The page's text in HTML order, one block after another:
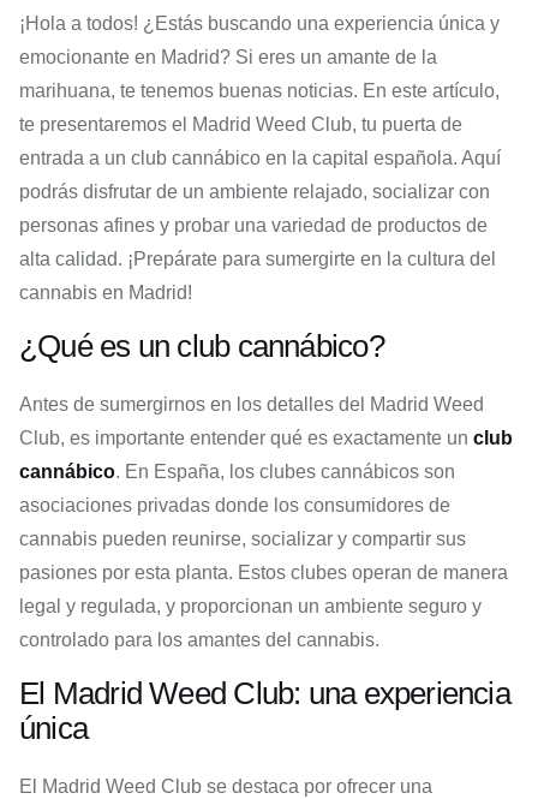
¡Hola a todos! ¿Estás buscando una experiencia única y
emocionante en Madrid? Si eres un amante de la
marihuana, te tenemos buenas noticias. En este artículo,
te presentaremos el Madrid Weed Club, tu puerta de
entrada a un club cannábico en la capital española. Aquí
podrás disfrutar de un ambiente relajado, socializar con
personas afines y probar una variedad de productos de
alta calidad. ¡Prepárate para sumergirte en la cultura del
cannabis en Madrid!
¿Qué es un club cannábico?
Antes de sumergirnos en los detalles del Madrid Weed
Club, es importante entender qué es exactamente un club
cannábico. En España, los clubes cannábicos son
asociaciones privadas donde los consumidores de
cannabis pueden reunirse, socializar y compartir sus
pasiones por esta planta. Estos clubes operan de manera
legal y regulada, y proporcionan un ambiente seguro y
controlado para los amantes del cannabis.
El Madrid Weed Club: una experiencia
única
El Madrid Weed Club se destaca por ofrecer una